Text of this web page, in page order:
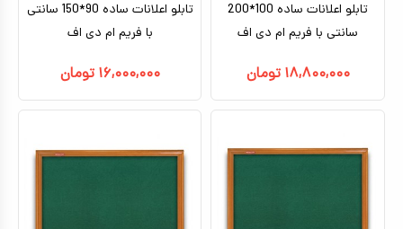
تابلو اعلانات ساده 100*200
سانتی با فریم ام دی اف
۱۸,۸۰۰,۰۰۰ تومان
تابلو اعلانات ساده 90*150 سانتی
با فریم ام دی اف
۱۶,۰۰۰,۰۰۰ تومان